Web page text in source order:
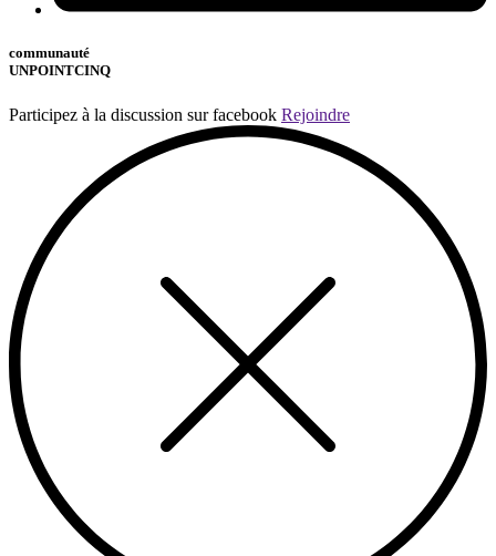
communauté
UNPOINTCINQ
Participez à la discussion sur facebook Rejoindre